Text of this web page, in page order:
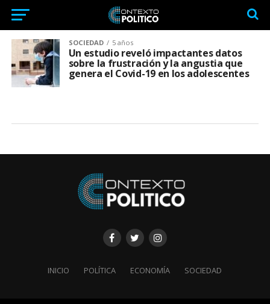
SOCIEDAD 5 años
Un estudio reveló impactantes datos
sobre la frustración y la angustia que
genera el Covid-19 en los adolescentes
INICIO POLÍTICA ECONOMÍA SOCIEDAD